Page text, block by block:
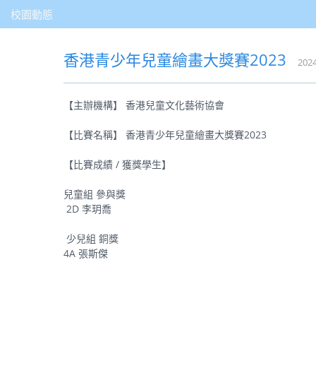
校園動態
香港青少年兒童繪畫大獎賽2023
【主辦機構】 香港兒童文化藝術協會
【比賽名稱】 香港青少年兒童繪畫大獎賽2023
【比賽成績 / 獲獎學生】
兒童組 參與獎
2D 李玥喬
少兒組 銅獎
4A 張斯傑